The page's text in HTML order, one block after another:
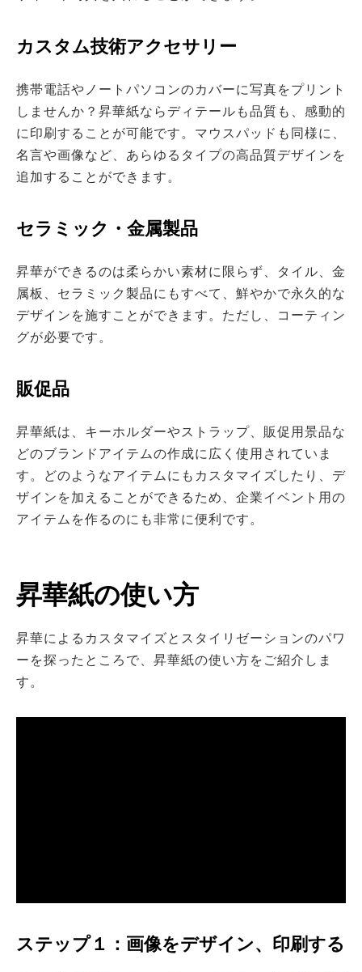
カスタム技術アクセサリー
携帯電話やノートパソコンのカバーに写真をプリント
しませんか？昇華紙ならディテールも品質も、感動的
に印刷することが可能です。マウスパッドも同様に、
名言や画像など、あらゆるタイプの高品質デザインを
追加することができます。
セラミック・金属製品
昇華ができるのは柔らかい素材に限らず、タイル、金
属板、セラミック製品にもすべて、鮮やかで永久的な
デザインを施すことができます。ただし、コーティン
グが必要です。
販促品
昇華紙は、キーホルダーやストラップ、販促用景品な
どのブランドアイテムの作成に広く使用されていま
す。どのようなアイテムにもカスタマイズしたり、デ
ザインを加えることができるため、企業イベント用の
アイテムを作るのにも非常に便利です。
昇華紙の使い方
昇華によるカスタマイズとスタイリゼーションのパワ
ーを探ったところで、昇華紙の使い方をご紹介しま
す。
ステップ１：画像をデザイン、印刷する